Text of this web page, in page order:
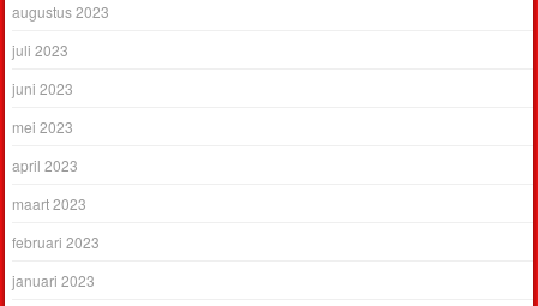
augustus 2023
juli 2023
juni 2023
mei 2023
april 2023
maart 2023
februari 2023
januari 2023